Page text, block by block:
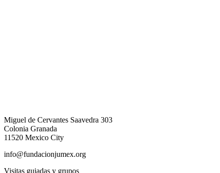
Miguel de Cervantes Saavedra 303
Colonia Granada
11520 Mexico City
info@fundacionjumex.org
Visitas guiadas y grupos